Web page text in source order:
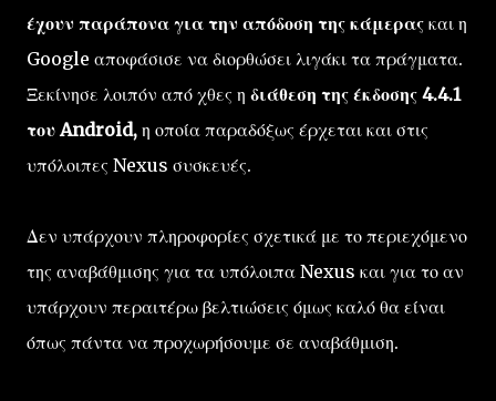
έχουν παράπονα για την απόδοση της κάμερας και η
Google αποφάσισε να διορθώσει λιγάκι τα πράγματα.
Ξεκίνησε λοιπόν από χθες η διάθεση της έκδοσης 4.4.1
του Android, η οποία παραδόξως έρχεται και στις
υπόλοιπες Nexus συσκευές.
Δεν υπάρχουν πληροφορίες σχετικά με το περιεχόμενο
της αναβάθμισης για τα υπόλοιπα Nexus και για το αν
υπάρχουν περαιτέρω βελτιώσεις όμως καλό θα είναι
όπως πάντα να προχωρήσουμε σε αναβάθμιση.